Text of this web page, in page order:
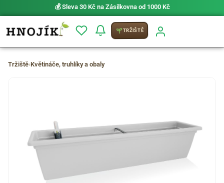
💰 Sleva 30 Kč na Zásilkovna od 1000 Kč
TRŽIŠTĚ
Tržiště›Květináče, truhlíky a obaly